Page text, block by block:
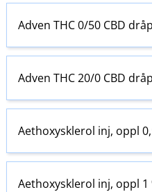
Adven THC 0/50 CBD
Adven THC 20/0 CBD
Aethoxysklerol inj, oppl
Aethoxysklerol inj, oppl 1